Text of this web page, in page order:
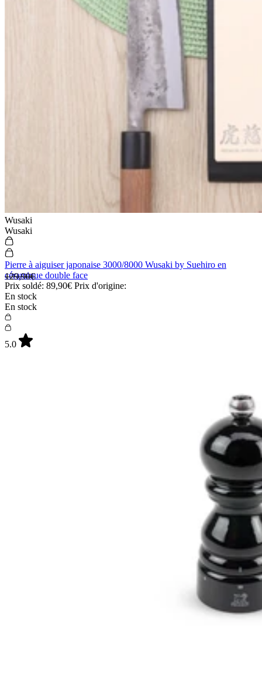
Wusaki
Wusaki
Pierre à aiguiser japonaise 3000/8000 Wusaki by Suehiro en
céramique double face
Prix soldé: 89,90€ Prix d'origine:
129,90€
En stock
En stock
5.0